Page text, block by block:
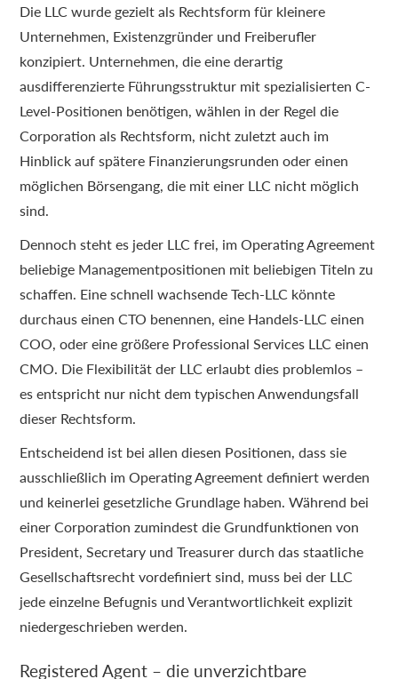
Die LLC wurde gezielt als Rechtsform für kleinere
Unternehmen, Existenzgründer und Freiberufler
konzipiert. Unternehmen, die eine derartig
ausdifferenzierte Führungsstruktur mit spezialisierten C-
Level-Positionen benötigen, wählen in der Regel die
Corporation als Rechtsform, nicht zuletzt auch im
Hinblick auf spätere Finanzierungsrunden oder einen
möglichen Börsengang, die mit einer LLC nicht möglich
sind.
Dennoch steht es jeder LLC frei, im Operating Agreement
beliebige Managementpositionen mit beliebigen Titeln zu
schaffen. Eine schnell wachsende Tech-LLC könnte
durchaus einen CTO benennen, eine Handels-LLC einen
COO, oder eine größere Professional Services LLC einen
CMO. Die Flexibilität der LLC erlaubt dies problemlos –
es entspricht nur nicht dem typischen Anwendungsfall
dieser Rechtsform.
Entscheidend ist bei allen diesen Positionen, dass sie
ausschließlich im Operating Agreement definiert werden
und keinerlei gesetzliche Grundlage haben. Während bei
einer Corporation zumindest die Grundfunktionen von
President, Secretary und Treasurer durch das staatliche
Gesellschaftsrecht vordefiniert sind, muss bei der LLC
jede einzelne Befugnis und Verantwortlichkeit explizit
niedergeschrieben werden.
Registered Agent – die unverzichtbare